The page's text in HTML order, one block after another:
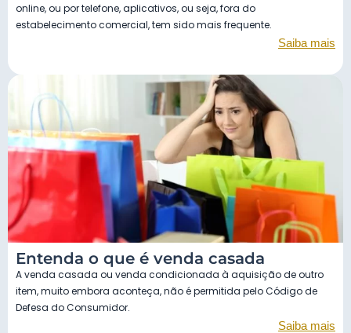
online, ou por telefone, aplicativos, ou seja, fora do
estabelecimento comercial, tem sido mais frequente.
Saiba mais
Entenda o que é venda casada
A venda casada ou venda condicionada à aquisição de outro
item, muito embora aconteça, não é permitida pelo Código de
Defesa do Consumidor.
Saiba mais